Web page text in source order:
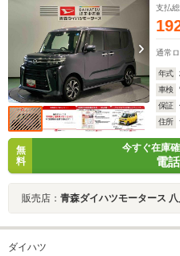
支払
通常
年式
車検
保証
住所
無
料
今すぐ在庫
電
販売店： 青森ダイハツモータース
ダイハツ